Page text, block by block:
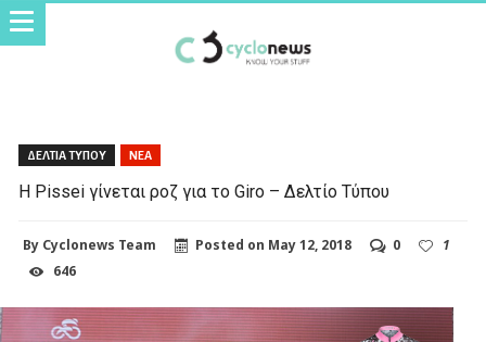
ΔΕΛΤΙΑ ΤΥΠΟΥ ΝΕΑ
Η Pissei γίνεται ροζ για το Giro – Δελτίο Τύπου
By Cyclonews Team Posted on May 12, 2018 0
1
646